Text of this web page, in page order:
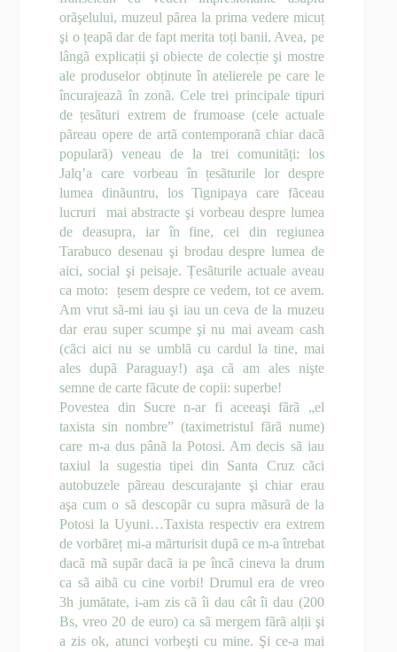
orãşelului, muzeul pãrea la prima vedere micuț
şi o țeapã dar de fapt merita toți banii. Avea, pe
lângã explicații şi obiecte de colecție şi mostre
ale produselor obținute în atelierele pe care le
încurajeazã în zonã. Cele trei principale tipuri
de țesãturi extrem de frumoase (cele actuale
pãreau opere de artã contemporanã chiar dacã
popularã) veneau de la trei comunitãți: los
Jalq’a care vorbeau în țesãturile lor despre
lumea dinãuntru, los Tignipaya care fãceau
lucruri mai abstracte şi vorbeau despre lumea
de deasupra, iar în fine, cei din regiunea
Tarabuco desenau şi brodau despre lumea de
aici, social şi peisaje. Țesãturile actuale aveau
ca moto: țesem despre ce vedem, tot ce avem.
Am vrut sã-mi iau şi iau un ceva de la muzeu
dar erau super scumpe şi nu mai aveam cash
(cãci aici nu se umblã cu cardul la tine, mai
ales dupã Paraguay!) aşa cã am ales nişte
semne de carte fãcute de copii: superbe!
Povestea din Sucre n-ar fi aceeaşi fãrã „el
taxista sin nombre” (taximetristul fãrã nume)
care m-a dus pânã la Potosi. Am decis sã iau
taxiul la sugestia tipei din Santa Cruz cãci
autobuzele pãreau descurajante şi chiar erau
aşa cum o sã descopãr cu supra mãsurã de la
Potosi la Uyuni…Taxista respectiv era extrem
de vorbãreț mi-a mãrturisit dupã ce m-a întrebat
dacã mã supãr dacã ia pe încã cineva la drum
ca sã aibã cu cine vorbi! Drumul era de vreo
3h jumătate, i-am zis cã îi dau cât îi dau (200
Bs, vreo 20 de euro) ca sã mergem fãrã alții şi
a zis ok, atunci vorbeşti cu mine. Şi ce-a mai